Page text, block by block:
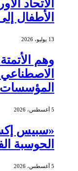
الاتحاد
الأطفال
13 يوليو، 2026
وهم
5 أغسطس، 2026
«سبيس
الحوسبة
5 أغسطس، 2026